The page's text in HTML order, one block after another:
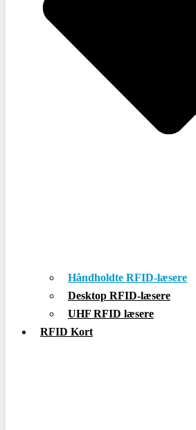
Håndholdte RFID-læsere
Desktop RFID-læsere
UHF RFID læsere
RFID Kort